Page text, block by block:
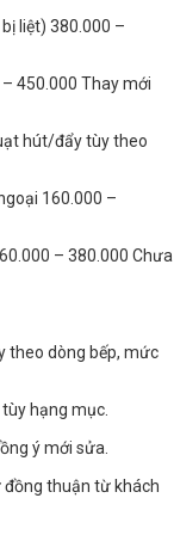
liệt) 380.000 –
450.000 Thay mới
hút/đẩy tùy theo
160.000 –
– 380.000 Chưa
theo dòng bếp, mức
hạng mục.
ý mới sửa.
đồng thuận từ khách